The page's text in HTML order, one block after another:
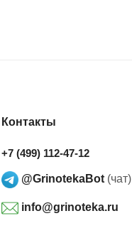
Контакты
+7 (499) 112-47-12
@GrinotekaBot (чат)
info@grinoteka.ru